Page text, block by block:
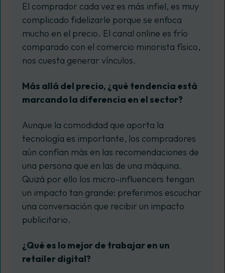
El comprador cada vez es más infiel, es muy
complicado fidelizarle porque se enfoca
mucho en el precio. El canal online es frío
comparado con el comercio minorista físico,
nos cuesta generar vínculos.
Más allá del precio, ¿qué tendencia está
marcando la diferencia en el sector?
Aunque la comodidad que aporta la
tecnología es importante, los compradores
aún confían más en las recomendaciones de
una persona que en las de una máquina.
Quizá por ello los micro-influencers tengan
un impacto tan grande: preferimos escuchar
una conversación que recibir un impacto
publicitario.
¿Qué es lo mejor de trabajar en un
retailerdigital?